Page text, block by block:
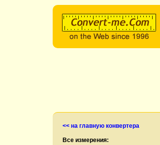
<< на главную конвертера
Все измерения: